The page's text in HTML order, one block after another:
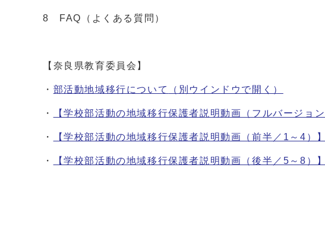
8 FAQ（よくある質問）
【奈良県教育委員会】
・ 部活動地域移行について （別ウインドウで開く）
・ 【学校部活動の地域移行保護者説明動画（フルバージョ
・ 【学校部活動の地域移行保護者説明動画（前半／1～4）
・ 【学校部活動の地域移行保護者説明動画（後半／5～8）